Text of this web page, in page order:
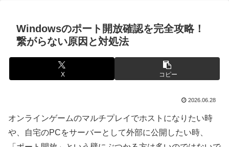
Windowsのポート開放確認を完全攻略！
繋がらない原因と対処法
X コピー
2026.06.28
オンラインゲームのマルチプレイでホストになりたい時
や、自宅のPCをサーバーとして外部に公開したい時、